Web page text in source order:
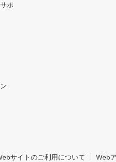
ポ
サイトのご利用について Web